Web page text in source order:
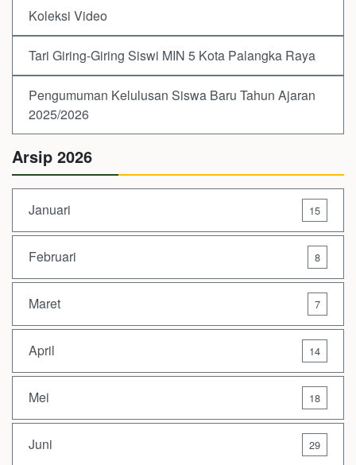
Koleksi Video
Tari Giring-Giring Siswi MIN 5 Kota Palangka Raya
Pengumuman Kelulusan Siswa Baru Tahun Ajaran
2025/2026
Arsip 2026
Januari 15
Februari 8
Maret 7
April 14
Mei 18
Juni 29